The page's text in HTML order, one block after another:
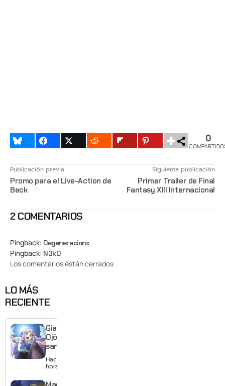
0
Publicación previa
Promo para el Live-Action de
Beck
Siguiente publicación
Primer Trailer de Final
Fantasy XIII Internacional
2 COMENTARIOS
Pingback: Degeneracionx
Pingback: N3k0
Los comentarios están cerrados
LO MÁS
RECIENTE
Giant
Ojō-
sama
revela
visual y
estreno
Hace 9
horas